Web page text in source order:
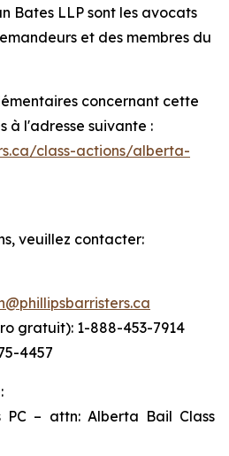
Bates LLP sont les avocats
et des membres du
concernant cette
à l'adresse suivante :
class-actions/alberta-
veuillez contacter:
gratuit): 1-888-453-7914
4457
PC – attn: Alberta Bail Class